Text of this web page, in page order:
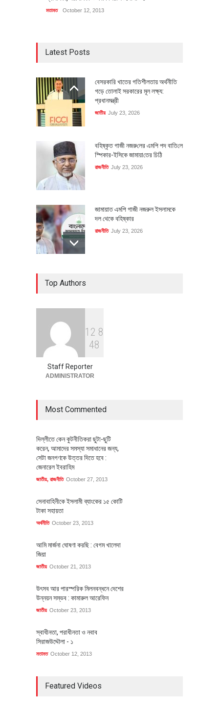
মতামত October 12, 2013
Latest Posts
বেসরকারি খাতের গতিশীলতায় অর্থনীতি
গড়ে তোলাই সরকারের মূল লক্ষ্য:
প্রধানমন্ত্রী
জাতীয় July 23, 2026
বহিষ্কৃত গাজী নজরু‌লের এম‌পি পদ বা‌তি‌লে
স্পিকার-ইসিকে জামায়া‌তের চি‌ঠি
রাজনীতি July 23, 2026
জামায়াত এমপি গাজী নজরুল ইসলামকে
দল থেকে বহিষ্কার
রাজনীতি July 23, 2026
বৈশ্বিক প্রতিযোগিতা সক্ষমতা বাড়াতে
পোশাক শিল্পে নতুন উদ্যোগ
Top Authors
1 2 8
48
Staff Reporter
ADMINISTRATOR
Most Commented
দিল্লীতে কেন কুটনীতিকরা ছুটা-ছুটি
করেন, আমাদের সমস্যা সমাধানের জন্য,
সেটা জনগণকে উত্তর দিতে হবে :
জেনারেল ইবরাহিম
জাতীয়, রাজনীতি October 27, 2013
সেনাবাহিনীকে ইসলামী ব্যাংকের ১৫ কোটি
টাকা সহায়তা
অর্থনীতি October 23, 2013
আমি মার্জনা ঘোষণা করছি : বেগম খালেদা
জিয়া
জাতীয় October 21, 2013
উৎসব আর পারস্পরিক মিলনবন্ধনে দেশের
উন্নয়ন সম্ভব : কামারুল আরেফিন
জাতীয় October 23, 2013
স্বাধীনতা, পরাধীনতা ও নবাব
সিরাজউদ্দৌলা - ১
মতামত October 12, 2013
Featured Videos